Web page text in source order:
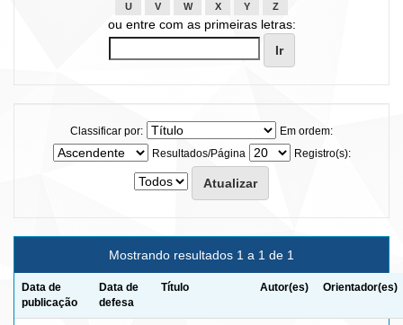
U
V W X Y Z
ou entre com as primeiras letras:
Classificar por:
Em ordem:
Resultados/Página
Registro(s):
Mostrando resultados 1 a 1 de 1
Data de
publicação
Data de
defesa
Título Autor(es) Orientador(es)